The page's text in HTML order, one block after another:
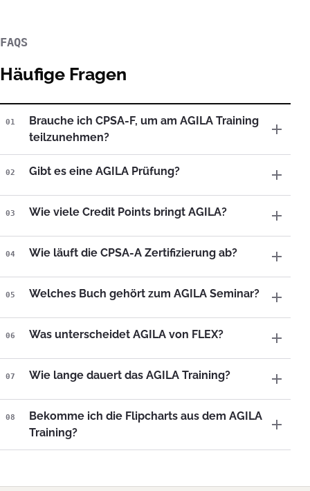
FAQS
Häufige Fragen
01
Brauche ich CPSA-F, um am AGILA Training
teilzunehmen?
02 Gibt es eine AGILA Prüfung?
03 Wie viele Credit Points bringt AGILA?
04 Wie läuft die CPSA-A Zertifizierung ab?
05 Welches Buch gehört zum AGILA Seminar?
06 Was unterscheidet AGILA von FLEX?
07 Wie lange dauert das AGILA Training?
08
Bekomme ich die Flipcharts aus dem AGILA
Training?